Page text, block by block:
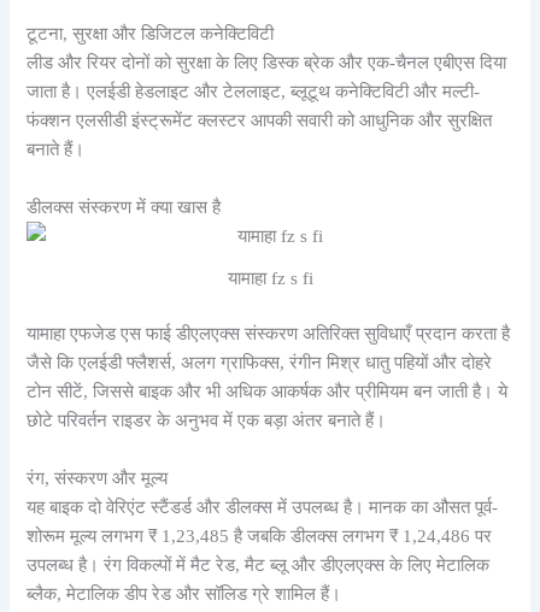
टूटना, सुरक्षा और डिजिटल कनेक्टिविटी
लीड और रियर दोनों को सुरक्षा के लिए डिस्क ब्रेक और एक-चैनल एबीएस दिया
जाता है। एलईडी हेडलाइट और टेललाइट, ब्लूटूथ कनेक्टिविटी और मल्टी-
फंक्शन एलसीडी इंस्ट्रूमेंट क्लस्टर आपकी सवारी को आधुनिक और सुरक्षित
बनाते हैं।
डीलक्स संस्करण में क्या खास है
यामाहा fz s fi
यामाहा एफजेड एस फाई डीएलएक्स संस्करण अतिरिक्त सुविधाएँ प्रदान करता है
जैसे कि एलईडी फ्लैशर्स, अलग ग्राफिक्स, रंगीन मिश्र धातु पहियों और दोहरे
टोन सीटें, जिससे बाइक और भी अधिक आकर्षक और प्रीमियम बन जाती है। ये
छोटे परिवर्तन राइडर के अनुभव में एक बड़ा अंतर बनाते हैं।
रंग, संस्करण और मूल्य
यह बाइक दो वेरिएंट स्टैंडर्ड और डीलक्स में उपलब्ध है। मानक का औसत पूर्व-
शोरूम मूल्य लगभग ₹ 1,23,485 है जबकि डीलक्स लगभग ₹ 1,24,486 पर
उपलब्ध है। रंग विकल्पों में मैट रेड, मैट ब्लू और डीएलएक्स के लिए मेटालिक
ब्लैक, मेटालिक डीप रेड और सॉलिड ग्रे शामिल हैं।